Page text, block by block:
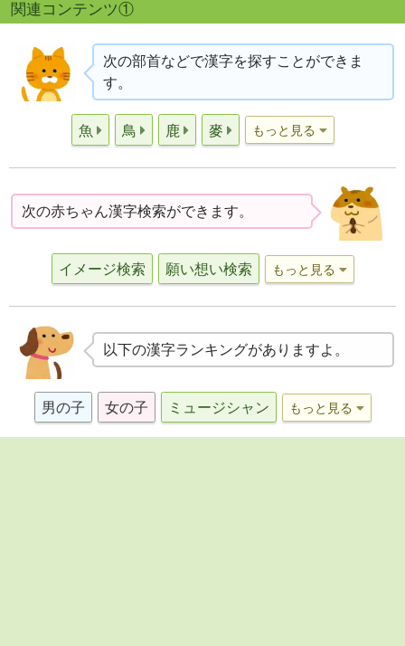
関連コンテンツ①
次の部首などで漢字を探すことができま
す。
魚 鳥 鹿 麥 もっと見る
次の赤ちゃん漢字検索ができます。
イメージ検索 願い想い検索 もっと見る
以下の漢字ランキングがありますよ。
男の子 女の子 ミュージシャン もっと見る